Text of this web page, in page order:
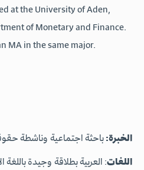
at the University of Aden,
of Monetary and Finance.
MA in the same major.
الخبرة:باحثة اجتماعية وناشطة
اللغات: العربية بطلاقة وجيدة باللغة